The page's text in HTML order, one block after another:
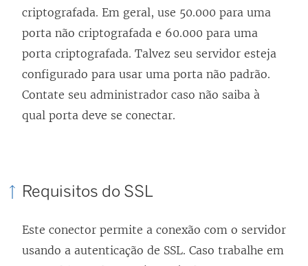
criptografada. Em geral, use 50.000 para uma
porta não criptografada e 60.000 para uma
porta criptografada. Talvez seu servidor esteja
configurado para usar uma porta não padrão.
Contate seu administrador caso não saiba à
qual porta deve se conectar.
Requisitos do SSL
Este conector permite a conexão com o servidor
usando a autenticação de SSL. Caso trabalhe em